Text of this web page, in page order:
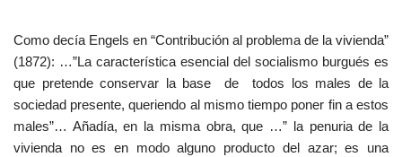
Como decía Engels en “Contribución al problema de la vivienda”
(1872): …”La característica esencial del socialismo burgués es
que pretende conservar la base de todos los males de la
sociedad presente, queriendo al mismo tiempo poner fin a estos
males”… Añadía, en la misma obra, que …” la penuria de la
vivienda no es en modo alguno producto del azar; es una